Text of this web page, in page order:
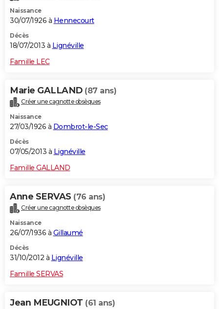
Naissance
30/07/1926 à Hennecourt
Décès
18/07/2013 à Lignéville
Famille LEC
Marie GALLAND (87 ans)
Créer une cagnotte obsèques
Naissance
27/03/1926 à Dombrot-le-Sec
Décès
07/05/2013 à Lignéville
Famille GALLAND
Anne SERVAS (76 ans)
Créer une cagnotte obsèques
Naissance
26/07/1936 à Gillaumé
Décès
31/10/2012 à Lignéville
Famille SERVAS
Jean MEUGNIOT (61 ans)